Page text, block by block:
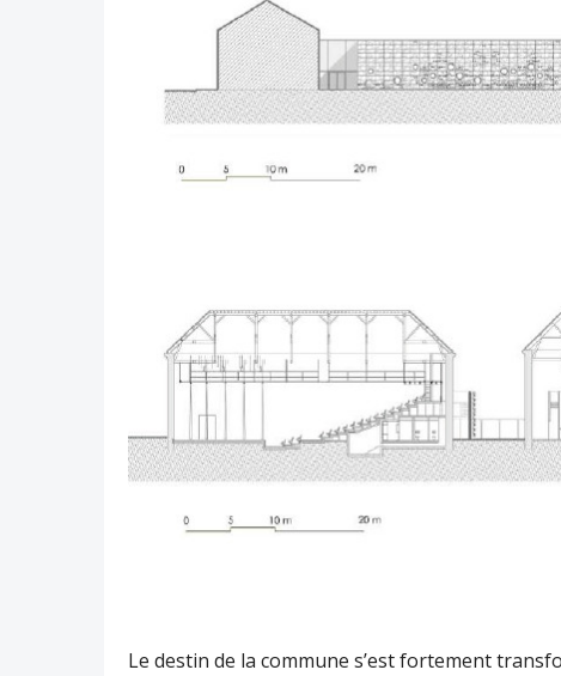
Le destin de la commune s’est fortement